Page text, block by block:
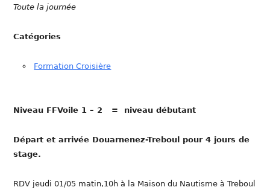
Toute la journée
Catégories
Formation Croisière
Niveau FFVoile 1 – 2 = niveau débutant
Départ et arrivée Douarnenez-Treboul pour 4 jours de
stage.
RDV jeudi 01/05 matin,10h à la Maison du Nautisme à Treboul